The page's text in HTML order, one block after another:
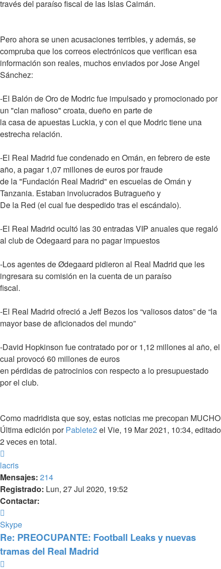
través del paraíso fiscal de las Islas Caimán.
Pero ahora se unen acusaciones terribles, y además, se
compruba que los correos electrónicos que verifican esa
información son reales, muchos enviados por Jose Angel
Sánchez:
-El Balón de Oro de Modric fue impulsado y promocionado por
un "clan mafioso" croata, dueño en parte de
la casa de apuestas Luckia, y con el que Modric tiene una
estrecha relación.
-El Real Madrid fue condenado en Omán, en febrero de este
año, a pagar 1,07 millones de euros por fraude
de la "Fundación Real Madrid" en escuelas de Omán y
Tanzania. Estaban involucrados Butragueño y
De la Red (el cual fue despedido tras el escándalo).
-El Real Madrid ocultó las 30 entradas VIP anuales que regaló
al club de Odegaard para no pagar impuestos
-Los agentes de Ødegaard pidieron al Real Madrid que les
ingresara su comisión en la cuenta de un paraíso
fiscal.
-El Real Madrid ofreció a Jeff Bezos los “valiosos datos” de “la
mayor base de aficionados del mundo”
-David Hopkinson fue contratado por or 1,12 millones al año, el
cual provocó 60 millones de euros
en pérdidas de patrocinios con respecto a lo presupuestado
por el club.
Como madridista que soy, estas noticias me precopan MUCHO
Última edición porPablete2 el Vie, 19 Mar 2021, 10:34, editado
2 veces en total.
lacris
Mensajes: 214
Registrado: Lun, 27 Jul 2020, 19:52
Contactar:
lacris
Skype
Re: PREOCUPANTE: Football Leaks y nuevas
tramas del Real Madrid